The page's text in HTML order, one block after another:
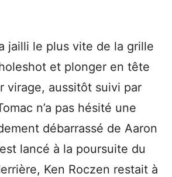
jailli le plus vite de la grille
et plonger en tête
virage, aussitôt suivi par
n’a pas hésité une
débarrassé de Aaron
lancé à la poursuite du
Ken Roczen restait à